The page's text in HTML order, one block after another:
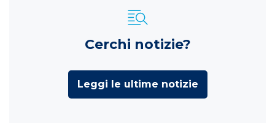
Cerchi notizie?
Leggi le ultime notizie